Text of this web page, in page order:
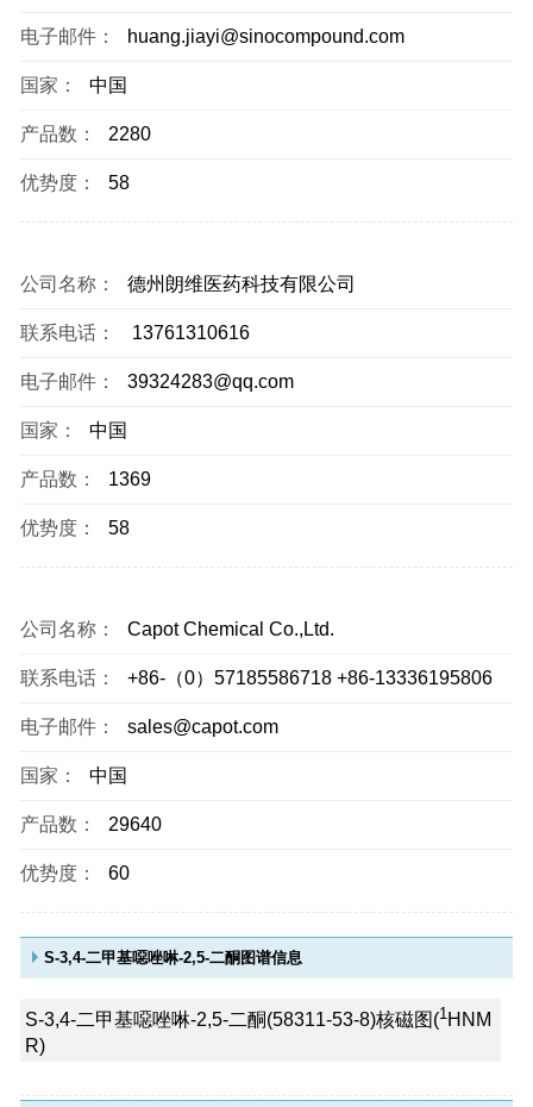
电子邮件： huang.jiayi@sinocompound.com
国家： 中国
产品数： 2280
优势度： 58
公司名称： 德州朗维医药科技有限公司
联系电话： 13761310616
电子邮件： 39324283@qq.com
国家： 中国
产品数： 1369
优势度： 58
公司名称： Capot Chemical Co.,Ltd.
联系电话： +86-（0）57185586718 +86-13336195806
电子邮件： sales@capot.com
国家： 中国
产品数： 29640
优势度： 60
S-3,4-二甲基噁唑啉-2,5-二酮图谱信息
S-3,4-二甲基噁唑啉-2,5-二酮(58311-53-8)核磁图(1HNM
R)